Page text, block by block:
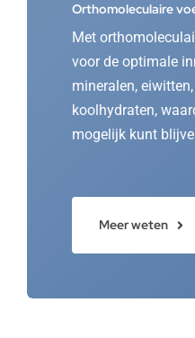
Orthomoleculaire
Met
voor de optimale
mineralen,
koolhydraten,
mogelijk kunt
Meer weten